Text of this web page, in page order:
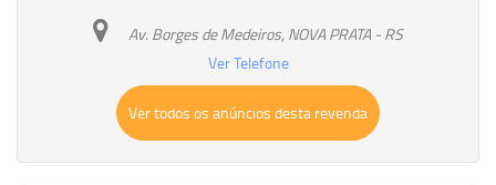
Av. Borges de Medeiros, NOVA PRATA - RS
Ver Telefone
Ver todos os anúncios desta revenda